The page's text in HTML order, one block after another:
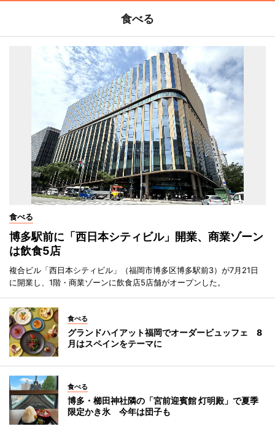
食べる
食べる
博多駅前に「西日本シティビル」開業、商業ゾーン
は飲食5店
複合ビル「西日本シティビル」（福岡市博多区博多駅前3）が7月21日
に開業し、1階・商業ゾーンに飲食店5店舗がオープンした。
食べる
グランドハイアット福岡でオーダービュッフェ 8
月はスペインをテーマに
食べる
博多・櫛田神社隣の「宮前迎賓館 灯明殿」で夏季
限定かき氷 今年は団子も